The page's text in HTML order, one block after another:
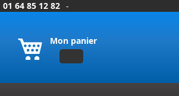
01 64 85 12 82 -
Mon panier